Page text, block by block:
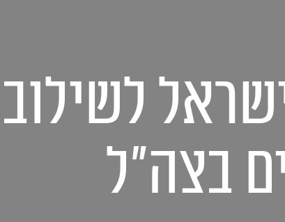
לשילוב
בצה"ל